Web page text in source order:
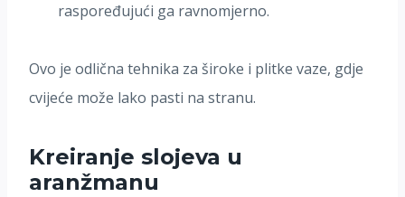
raspoređujući ga ravnomjerno.
Ovo je odlična tehnika za široke i plitke vaze, gdje
cvijeće može lako pasti na stranu.
Kreiranje slojeva u
aranžmanu